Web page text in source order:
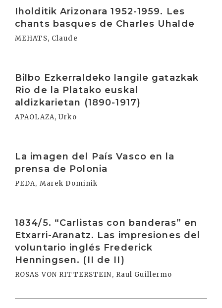
Iholditik Arizonara 1952-1959. Les
chants basques de Charles Uhalde
MEHATS, Claude
Bilbo Ezkerraldeko langile gatazkak
Rio de la Platako euskal
aldizkarietan (1890-1917)
APAOLAZA, Urko
La imagen del País Vasco en la
prensa de Polonia
PEDA, Marek Dominik
1834/5. “Carlistas con banderas” en
Etxarri-Aranatz. Las impresiones del
voluntario inglés Frederick
Henningsen. (II de II)
ROSAS VON RITTERSTEIN, Raul Guillermo